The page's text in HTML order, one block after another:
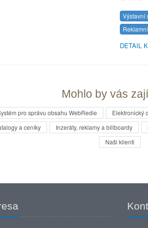
Výstavní
DETAIL
Mohlo by vás
pro správu obsahu WebRedie Elektronický
a ceníky Inzeráty, reklamy a billboardy
Naši klienti